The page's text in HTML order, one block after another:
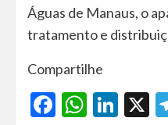
Águas de Manaus, o
tratamento e
Compartilhe
FacebookX